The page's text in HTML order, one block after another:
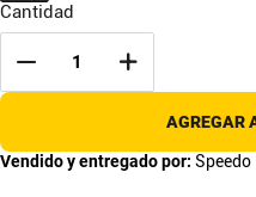
Cantidad
AGREGAR
Vendido y entregado por: Speedo